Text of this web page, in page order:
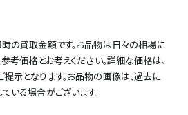
の買取金額です。お品物は日々の相場に
考価格とお考えください。詳細な価格は、
示となります。お品物の画像は、過去に
いる場合がございます。